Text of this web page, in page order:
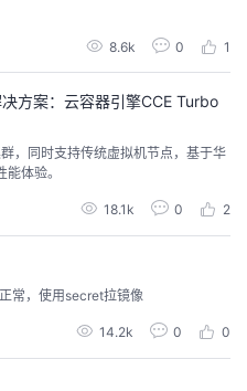
8.6k 0 1
方案：云容器引擎CCE Turbo
，同时支持传统虚拟机节点，基于华
体验。
18.1k 0 2
常，使用secret拉镜像
14.2k 0 0